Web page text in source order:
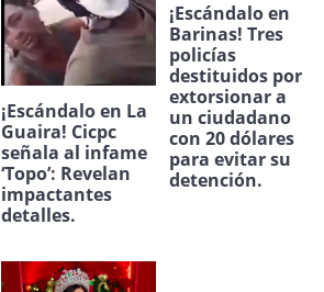
¡Escándalo en La
Guaira! Cicpc
señala al infame
‘Topo’: Revelan
impactantes
detalles.
¡Escándalo en
Barinas! Tres
policías
destituidos por
extorsionar a
un ciudadano
con 20 dólares
para evitar su
detención.